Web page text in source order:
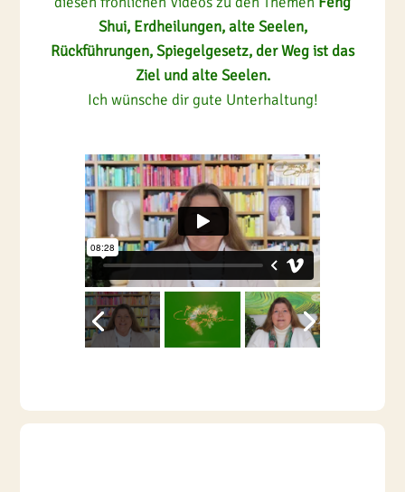
Shui, Erdheilungen, alte Seelen,
Rückführungen, Spiegelgesetz, der Weg ist das
Ziel und alte Seelen.
Ich wünsche dir gute Unterhaltung!